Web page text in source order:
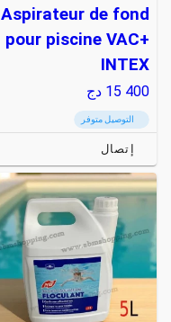
Aspirateur de fond
pour piscine VAC+
INTEX
15 400 دج
التوصيل متوفر
إتصال